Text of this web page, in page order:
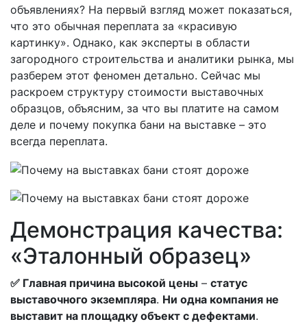
объявлениях? На первый взгляд может показаться,
что это обычная переплата за «красивую
картинку». Однако, как эксперты в области
загородного строительства и аналитики рынка, мы
разберем этот феномен детально. Сейчас мы
раскроем структуру стоимости выставочных
образцов, объясним, за что вы платите на самом
деле и почему покупка бани на выставке – это
всегда переплата.
Демонстрация качества:
«Эталонный образец»
✅ Главная причина высокой цены – статус
выставочного экземпляра. Ни одна компания не
выставит на площадку объект с дефектами.